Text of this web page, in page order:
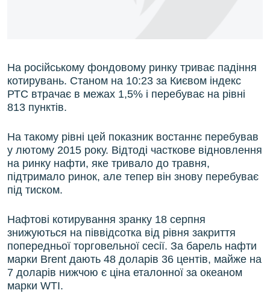
ІНФОГРАФІКА
ДОЛУЧАЙСЯ!
Усі сайти RFE/RL
На російському фондовому ринку триває падіння
котирувань. Станом на 10:23 за Києвом індекс
РТС втрачає в межах 1,5% і перебуває на рівні
813 пунктів.
На такому рівні цей показник востаннє перебував
у лютому 2015 року. Відтоді часткове відновлення
на ринку нафти, яке тривало до травня,
підтримало ринок, але тепер він знову перебуває
під тиском.
Нафтові котирування зранку 18 серпня
знижуються на піввідсотка від рівня закриття
попередньої торговельної сесії. За барель нафти
марки Brent дають 48 доларів 36 центів, майже на
7 доларів нижчою є ціна еталонної за океаном
марки WTI.